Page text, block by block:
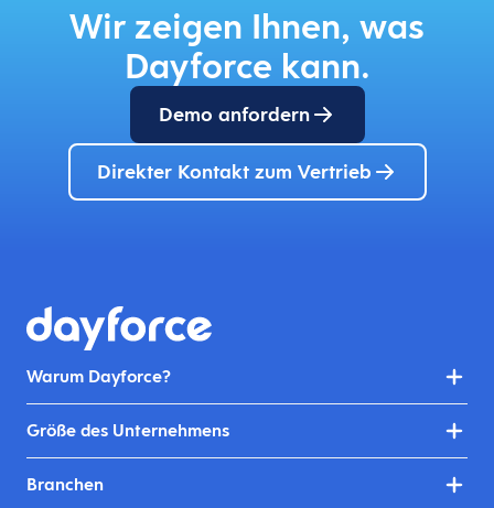
Wir zeigen Ihnen, was
Dayforce kann.
Demo anfordern
Direkter Kontakt zum Vertrieb
Warum Dayforce?
Größe des Unternehmens
Branchen